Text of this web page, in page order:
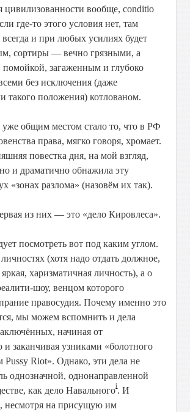
цивилизованности вообще, conditio
где-то этого условия нет, там
всегда и при любых усилиях будет
сортиры —вечно грязными, а
помойкой, загаженным и глубоко
без исключения (даже
такого положения) котлованом.
уже общим местом стало то, что в РФ
права, мягко говоря, хромает.
повестка дня, на мой взгляд,
и драматично обнажила эту
«зонах разлома» (назовём их так).
из них —это «дело Кировлеса».
посмотреть вот под каким углом.
личностях (хотя надо отдать должное,
яркая, харизматичная личность), а о
шоу, венцом которого
правосудия. Почему именно это
мы можем вспомнить и дела
начиная от
и заканчивая узниками «болотного
Pussy Riot». Однако, эти дела не
однозначной, однонаправленной
как дело Навальногоi. И
несмотря на присущую им